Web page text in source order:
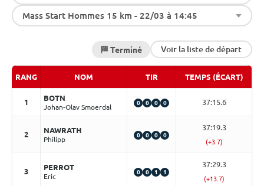
Mass Start Hommes 15 km - 22/03 à 14:45
🏁 Terminé Voir la liste de départ
RANG NOM TIR TEMPS (ÉCART)
1 BOTN
Johan-Olav Smoerdal 0 0 0 0 37:15.6
2 NAWRATH
Philipp 0 0 0 0
37:19.3
(+3.7)
3 PERROT
Eric 0 0 1 1
37:29.3
(+13.7)